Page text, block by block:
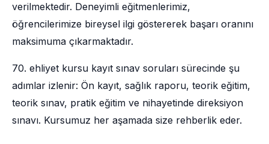
verilmektedir. Deneyimli eğitmenlerimiz,
öğrencilerimize bireysel ilgi göstererek başarı oranını
maksimuma çıkarmaktadır.
70. ehliyet kursu kayıt sınav soruları sürecinde şu
adımlar izlenir: Ön kayıt, sağlık raporu, teorik eğitim,
teorik sınav, pratik eğitim ve nihayetinde direksiyon
sınavı. Kursumuz her aşamada size rehberlik eder.